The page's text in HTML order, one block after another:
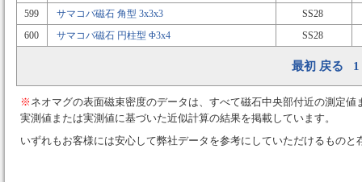
599
サマコバ磁石 角型 3x3x3
SS28
600
サマコバ磁石 円柱型 Φ3x4 SS28
最初 戻る 1
※ ネオマグの表面磁束密度のデータは、すべて磁石中央部付近の測定
実測値または実測値に基づいた近似計算の結果を掲載しています。
いずれもお客様には安心して弊社データを参考にしていただけるものと